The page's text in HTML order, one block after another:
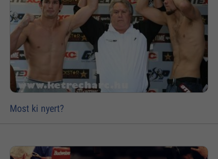
Most ki nyert?